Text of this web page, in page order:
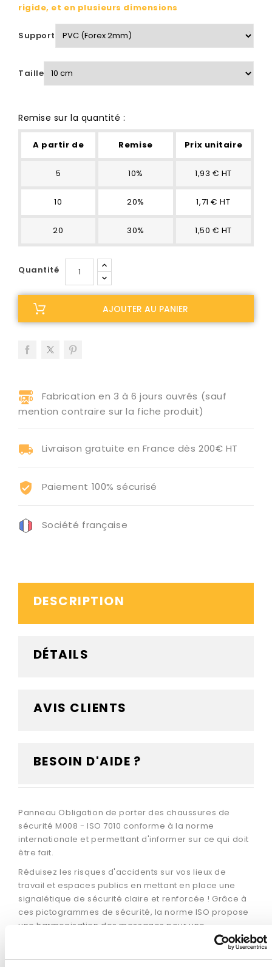
rigide, et en plusieurs dimensions
Support
Taille
Remise sur la quantité :
A partir de Remise Prix unitaire
5 10% 1,93 € HT
10 20% 1,71 € HT
20 30% 1,50 € HT
Quantité
AJOUTER AU PANIER
Fabrication en 3 à 6 jours ouvrés (sauf
mention contraire sur la fiche produit)
Livraison gratuite en France dès 200€ HT
Paiement 100% sécurisé
Société française
DESCRIPTION
DÉTAILS
AVIS CLIENTS
BESOIN D'AIDE ?
Panneau Obligation de porter des chaussures de
sécurité M008 - ISO 7010 conforme à la norme
internationale et permettant d'informer sur ce qui doit
être fait.
Réduisez les risques d'accidents sur vos lieux de
travail et espaces publics en mettant en place une
signalétique de sécurité claire et renforcée ! Grâce à
ces pictogrammes de sécurité, la norme ISO propose
une harmonisation des messages pour une
compréhension totale et universelle, peu importe la
langue, la culture ou l’environnement du récepteur de